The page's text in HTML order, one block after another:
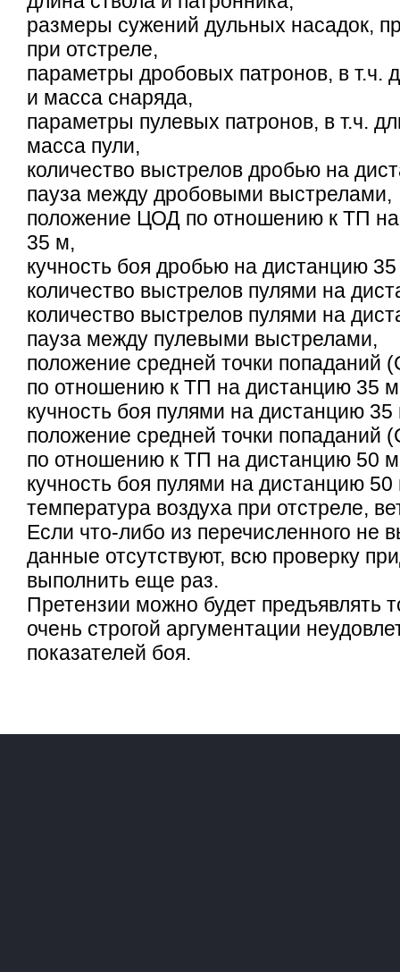
размеры сужений дульных насадок,
при отстреле,
параметры дробовых патронов, в т.ч.
и масса снаряда,
параметры пулевых патронов, в т.ч.
масса пули,
количество выстрелов дробью на
пауза между дробовыми выстрелами,
положение ЦОД по отношению к ТП
35 м,
кучность боя дробью на дистанцию
количество выстрелов пулями на
количество выстрелов пулями на
пауза между пулевыми выстрелами,
положение средней точки попаданий
по отношению к ТП на дистанцию 35
кучность боя пулями на дистанцию 35
положение средней точки попаданий
по отношению к ТП на дистанцию 50
кучность боя пулями на дистанцию 50
температура воздуха при отстреле,
Если что-либо из перечисленного не
данные отсутствуют, всю проверку
выполнить еще раз.
Претензии можно будет предъявлять
очень строгой аргументации
показателей боя.